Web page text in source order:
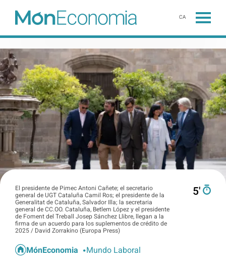
CA
El presidente de Pimec Antoni Cañete; el secretario
general de UGT Cataluña Camil Ros; el presidente de la
Generalitat de Cataluña, Salvador Illa; la secretaria
general de CC.OO. Cataluña, Betlem López y el presidente
de Foment del Treball Josep Sánchez Llibre, llegan a la
firma de un acuerdo para los suplementos de crédito de
2025 / David Zorrakino (Europa Press)
5′
MónEconomia Mundo Laboral